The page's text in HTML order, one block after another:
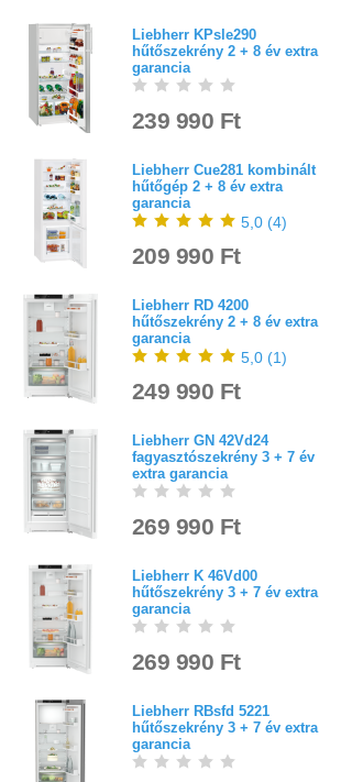
Liebherr KPsle290
hűtőszekrény 2 + 8 év extra
garancia
239 990 Ft
Liebherr Cue281 kombinált
hűtőgép 2 + 8 év extra
garancia
5,0 (4)
209 990 Ft
Liebherr RD 4200
hűtőszekrény 2 + 8 év extra
garancia
5,0 (1)
249 990 Ft
Liebherr GN 42Vd24
fagyasztószekrény 3 + 7 év
extra garancia
269 990 Ft
Liebherr K 46Vd00
hűtőszekrény 3 + 7 év extra
garancia
269 990 Ft
Liebherr RBsfd 5221
hűtőszekrény 3 + 7 év extra
garancia